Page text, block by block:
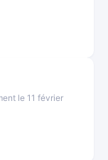
le 11 février